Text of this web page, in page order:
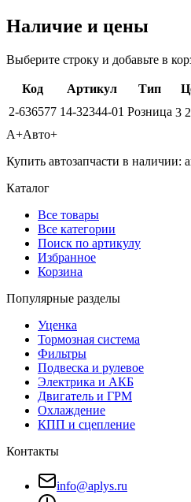
Наличие и цены
Выберите строку и добавьте в
Код Артикул Тип
2-636577 14-32344-01 Розница 3
А+Авто+
Купить автозапчасти в наличии:
Каталог
Все товары
Все категории
Поиск по артикулу
Избранное
Корзина
Популярные разделы
Уценка
Тормозная система
Фильтры
Подвеска и рулевое
Электрика и АКБ
Двигатель и ГРМ
Охлаждение
КПП и сцепление
Контакты
info@aplys.ru